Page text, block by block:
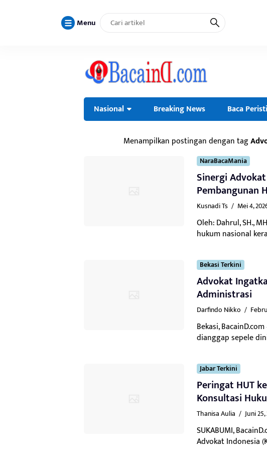
Menu
Nasional Breaking News Baca
Menampilkan postingan dengan tag
NaraBacaMania
Sinergi
Pembangunan
Kusnadi Ts / Mei 4,
Oleh: Dahrul, SH.,
hukum nasional
Bekasi Terkini
Advokat
Administrasi
Darfindo Nikko /
Bekasi,
dianggap sepele
Jabar Terkini
Peringat HUT
Konsultasi
Thanisa Aulia / Juni 25,
SUKABUMI,
Advokat Indonesia